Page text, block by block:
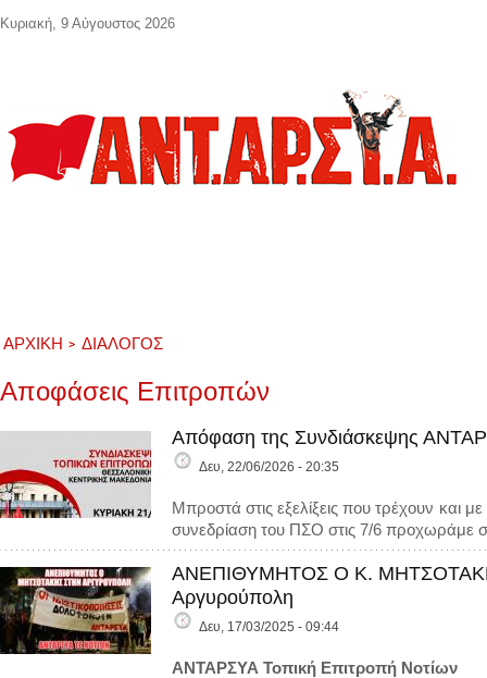
ΑΡΧΙΚΉ ΔΙΑΛΟΓΟΣ
Αποφάσεις Επιτροπών
Απόφαση της Συνδιάσκεψης
Δευ, 22/06/2026 - 20:35
Μπροστά στις εξελίξεις που τρέχουν και
συνεδρίαση του ΠΣΟ στις 7/6 προχωράμε
ΑΝΕΠΙΘΥΜΗΤΟΣ Ο Κ. ΜΗΤΣΟΤΑΚΗΣ-
Αργυρούπολη
Δευ, 17/03/2025 - 09:44
ΑΝΤΑΡΣΥΑ Τοπική Επιτροπή Νοτίων
Κυριακή, 9 Αύγουστος 2026